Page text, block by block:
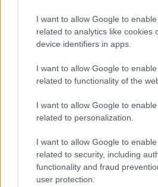
I want to allow Google to
related to analytics like cookies
device identifiers in apps.
I want to allow Google to
related to functionality of the
I want to allow Google to
related to personalization.
I want to allow Google to
related to security, including
functionality and fraud
user protection.
Szexuális
ködösítés?
Könyvajánló - Josh
Tibitron79•2020. október 05.
A szexualitás és a kíváncsiság
vagy a tabusítás okoz sokszor
sebeket?